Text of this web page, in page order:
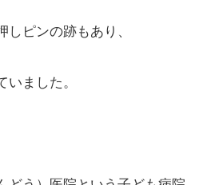
ピンの跡もあり、
いました。